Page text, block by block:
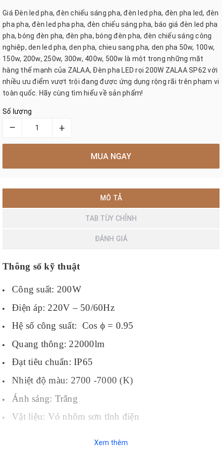
Giá Đèn led pha, đèn chiếu sáng pha, đèn led pha, đèn pha led, đèn
pha pha, đèn led pha pha, đèn chiếu sáng pha, báo giá đèn led pha
pha, bóng đèn pha, đèn pha, bóng đèn pha, đèn chiếu sáng công
nghiệp, den led pha, den pha, chieu sang pha, den pha 50w, 100w,
150w, 200w, 250w, 300w, 400w, 500w là một trong những mặt
hàng thế mạnh của ZALAA, Đèn pha LED rọi 200W ZALAA SP62 với
nhiều ưu điểm vượt trội đang được ứng dụng rộng rãi trên phạm vi
toàn quốc. Hãy cùng tìm hiểu về sản phẩm!
Số lượng
– +
MUA NGAY
MÔ TẢ
TAB TÙY CHỈNH
ĐÁNH GIÁ
Thông số kỹ thuật
Công suất: 200W
Điện áp: 220V – 50/60Hz
Hệ số công suất: Cos ϕ = 0.95
Quang thông: 22000lm
Đạt tiêu chuẩn: IP65
Nhiệt độ màu: 2700 -7000 (K)
Ánh sáng: Trắng
Vật liệu: Vỏ nhôm sơn tĩnh điện
Xem thêm